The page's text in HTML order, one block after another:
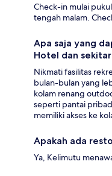
Check-in mulai
tengah malam.
Apa saja yang
Hotel dan
Nikmati fasilitas
bulan-bulan yang
kolam renang
seperti pantai
memiliki akses ke
Apakah ada
Ya, Kelimutu